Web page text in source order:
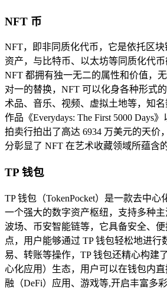
NFT 币
NFT，即非同质化代币，它是依托区
资产，与比特币、以太坊等同质化代
NFT 都拥有独一无二的属性和价值，
对一的替换，NFT 可以化身各种形式
术品、音乐、视频、虚拟土地等，知名
作品《Everydays: The First 5000 Days
拍卖行拍出了高达 6934 万美元的天价
分彰显了 NFT 在艺术收藏领域所蕴含
TP 钱包
TP 钱包（TokenPocket）是一款去中心
一个强大的数字资产枢纽，支持多种主
波场、币安智能链等，它具备安全、
点，用户能够通过 TP 钱包轻松地进行
易、转账等操作，TP 钱包还精心构建
心化应用）生态，用户可以在钱包内
融（DeFi）应用、游戏等,开启丰富多